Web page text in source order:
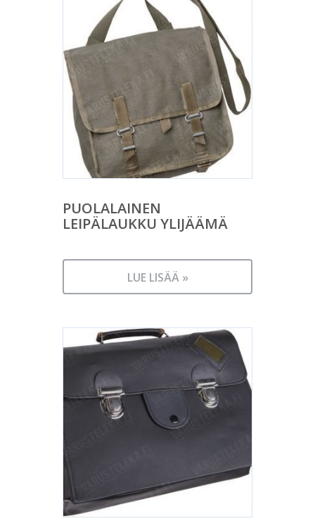
PUOLALAINEN
LEIPÄLAUKKU YLIJÄÄMÄ
LUE LISÄÄ »